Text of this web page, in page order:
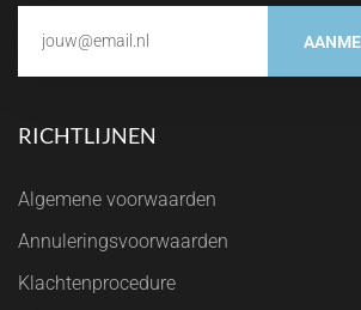
RICHTLIJNEN
Algemene voorwaarden
Annuleringsvoorwaarden
Klachtenprocedure